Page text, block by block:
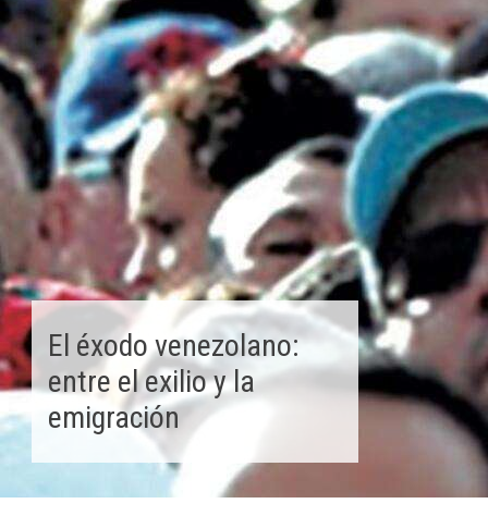
El éxodo venezolano:
entre el exilio y la
emigración